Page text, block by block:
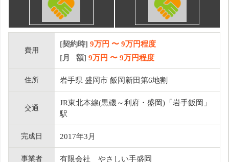
費用
[契約時] 9万円 〜 9万円程度
[月 額] 9万円 〜 9万円程度
住所 岩手県 盛岡市 飯岡新田第6地割
交通
JR東北本線(黒磯～利府・盛岡)「岩手飯岡」
駅
完成日 2017年3月
事業者 有限会社 やさしい手盛岡